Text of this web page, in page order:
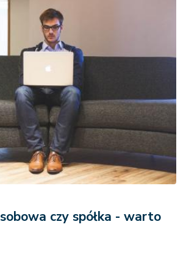
czy spółka - warto